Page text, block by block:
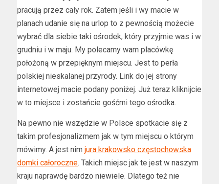
pracują przez cały rok. Zatem jeśli i wy macie w
planach udanie się na urlop to z pewnością możecie
wybrać dla siebie taki ośrodek, który przyjmie was i w
grudniu i w maju. My polecamy wam placówkę
położoną w przepięknym miejscu. Jest to perła
polskiej nieskalanej przyrody. Link do jej strony
internetowej macie podany poniżej. Już teraz kliknijcie
w to miejsce i zostańcie gośćmi tego ośrodka.
Na pewno nie wszędzie w Polsce spotkacie się z
takim profesjonalizmem jak w tym miejscu o którym
mówimy. A jest nim jura krakowsko częstochowska
domki całoroczne. Takich miejsc jak te jest w naszym
kraju naprawdę bardzo niewiele. Dlatego też nie